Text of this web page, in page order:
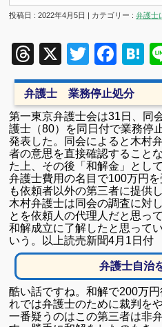
投稿日 : 2022年4月5日 | カテゴリー :弁護士
Threads
X Twitter
弁護士 業務停止処分
第一東京弁護士会は31日、同
護士（80）を同日付で業務停
発表した。同会によると木村
者の意思を直接確認すること
た上、その後「和解金」とし
弁護士費用の名目で100万円
も依頼者以外の第三者に提供し
木村弁護士は同会の調査に対
とを依頼人の代理人だと思っ
和解成立に了解したと思って
いう。以上読売新聞4月1日付
弁護士自治
酷い話ですね。和解で200万
れでは弁護士のために裁判を
一番疑うのはこの第三者は非